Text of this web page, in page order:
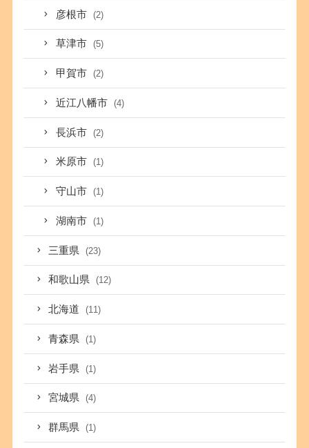
彦根市 (2)
草津市 (5)
甲賀市 (2)
近江八幡市 (4)
長浜市 (2)
米原市 (1)
守山市 (1)
湖南市 (1)
三重県 (23)
和歌山県 (12)
北海道 (11)
青森県 (1)
岩手県 (1)
宮城県 (4)
群馬県 (1)